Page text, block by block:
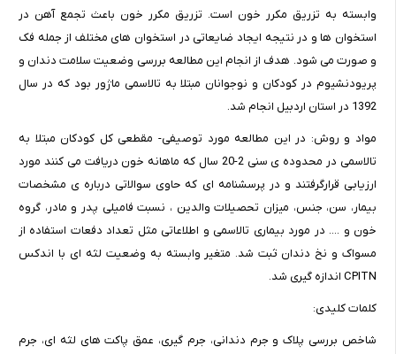
وابسته به تزریق مکرر خون است. تزریق مکرر خون باعث تجمع آهن در
استخوان ها و در نتیجه ایجاد ضایعاتی در استخوان های مختلف از جمله فک
و صورت می شود. هدف از انجام این مطالعه بررسی وضعیت سلامت دندان و
پریودنشیوم در کودکان و نوجوانان مبتلا به تالاسمی ماژور بود که در سال
1392 در استان اردبیل انجام شد.
مواد و روش: در این مطالعه مورد توصیفی- مقطعی کل کودکان مبتلا به
تالاسمی در محدوده ی سنی 2-20 سال که ماهانه خون دریافت می کنند مورد
ارزیابی قرارگرفتند و در پرسشنامه ای که حاوی سوالاتی درباره ی مشخصات
بیمار، سن، جنس، میزان تحصیلات والدین ، نسبت فامیلی پدر و مادر، گروه
خون و .... در مورد بیماری تالاسمی و اطلاعاتی مثل تعداد دفعات استفاده از
مسواک و نخ دندان ثبت شد. متغیر وابسته به وضعیت لثه ای با اندکس
CPITN اندازه گیری شد.
کلمات کلیدی:
شاخص بررسی پلاک و جرم دندانی، جرم گیری، عمق پاکت های لثه ای، جرم